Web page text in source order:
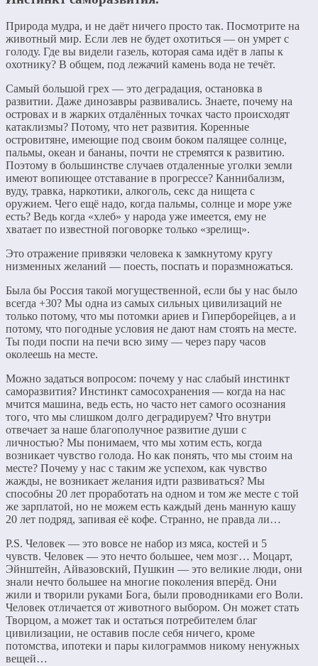
Природа мудра, и не даёт ничего просто так. Посмотрите на
животный мир. Если лев не будет охотиться — он умрет с
голоду. Где вы видели газель, которая сама идёт в лапы к
охотнику? В общем, под лежачий камень вода не течёт.
Самый большой грех — это деградация, остановка в
развитии. Даже динозавры развивались. Знаете, почему на
островах и в жарких отдалённых точках часто происходят
катаклизмы? Потому, что нет развития. Коренные
островитяне, имеющие под своим боком палящее солнце,
пальмы, океан и бананы, почти не стремятся к развитию.
Поэтому в большинстве случаев отдаленные уголки земли
имеют вопиющее отставание в прогрессе? Каннибализм,
вуду, травка, наркотики, алкоголь, секс да нищета с
оружием. Чего ещё надо, когда пальмы, солнце и море уже
есть? Ведь когда «хлеб» у народа уже имеется, ему не
хватает по известной поговорке только «зрелищ».
Это отражение привязки человека к замкнутому кругу
низменных желаний — поесть, поспать и поразмножаться.
Была бы Россия такой могущественной, если бы у нас было
всегда +30? Мы одна из самых сильных цивилизаций не
только потому, что мы потомки ариев и Гиперборейцев, а и
потому, что погодные условия не дают нам стоять на месте.
Ты поди поспи на печи всю зиму — через пару часов
околеешь на месте.
Можно задаться вопросом: почему у нас слабый инстинкт
саморазвития? Инстинкт самосохранения — когда на нас
мчится машина, ведь есть, но часто нет самого осознания
того, что мы слишком долго деградируем? Что внутри
отвечает за наше благополучное развитие души с
личностью? Мы понимаем, что мы хотим есть, когда
возникает чувство голода. Но как понять, что мы стоим на
месте? Почему у нас с таким же успехом, как чувство
жажды, не возникает желания идти развиваться? Мы
способны 20 лет проработать на одном и том же месте с той
же зарплатой, но не можем есть каждый день манную кашу
20 лет подряд, запивая её кофе. Странно, не правда ли…
P.S. Человек — это вовсе не набор из мяса, костей и 5
чувств. Человек — это нечто большее, чем мозг… Моцарт,
Эйнштейн, Айвазовский, Пушкин — это великие люди, они
знали нечто большее на многие поколения вперёд. Они
жили и творили руками Бога, были проводниками его Воли.
Человек отличается от животного выбором. Он может стать
Творцом, а может так и остаться потребителем благ
цивилизации, не оставив после себя ничего, кроме
потомства, ипотеки и пары килограммов никому ненужных
вещей…